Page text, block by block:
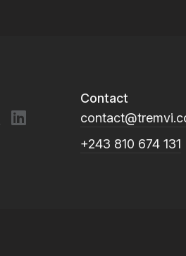
Contact
+243 810 674 131